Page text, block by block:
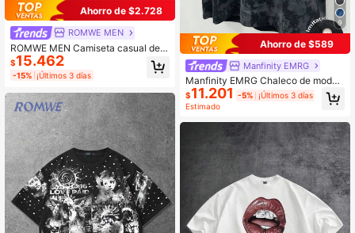
Ahorro de $2.728
ROMWE MEN
ROMWE MEN Camiseta casual de c
uello redondo de manga larga con e
stampado de cruz 2 en 1 para homb
re
$15.462
-15% ¡Últimos 3 días
9
Ahorro de $589
Manfinity EMRG
Manfinity EMRG Chaleco de moda
para hombre con estampado de cru
z y perlas falsas
$11.201 -5% ¡Últimos 3 días
Estimado